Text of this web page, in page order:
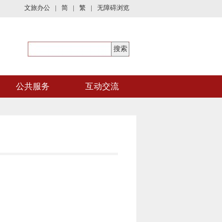
文旅办公 | 简 | 繁 | 无障碍浏览
公共服务 互动交流